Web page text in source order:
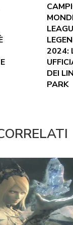
2024:
DEI
PARK